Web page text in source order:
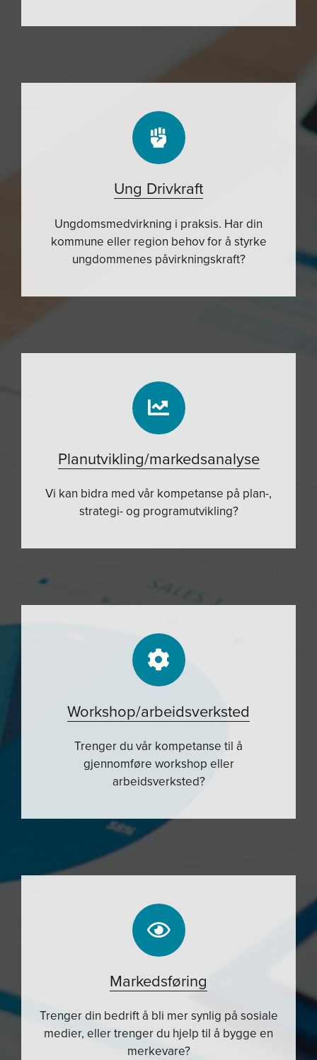
Ung Drivkraft
Ungdomsmedvirkning i praksis. Har din
kommune eller region behov for å styrke
ungdommenes påvirkningskraft?
Planutvikling/markedsanalyse
Vi kan bidra med vår kompetanse på plan-,
strategi- og programutvikling?
Workshop/arbeidsverksted
Trenger du vår kompetanse til å
gjennomføre workshop eller
arbeidsverksted?
Markedsføring
Trenger din bedrift å bli mer synlig på sosiale
medier, eller trenger du hjelp til å bygge en
merkevare?